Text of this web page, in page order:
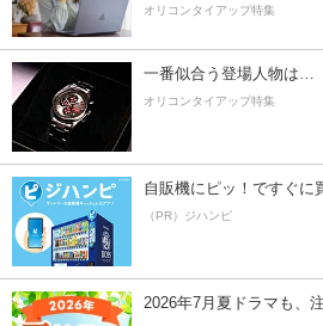
オリコンタイアップ特集
一番似合う登場人物は…
オリコンタイアップ特集
自販機にピッ！ですぐに
（PR）ジハンピ
2026年7月夏ドラマも、